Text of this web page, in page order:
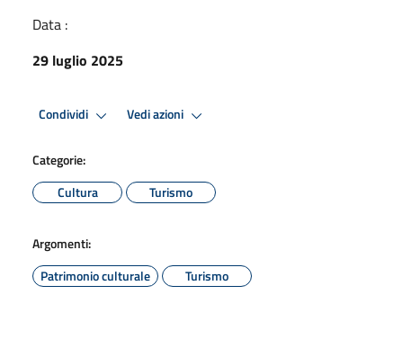
Data :
29 luglio 2025
Condividi Vedi azioni
Categorie:
Cultura
Turismo
Argomenti:
Patrimonio culturale
Turismo